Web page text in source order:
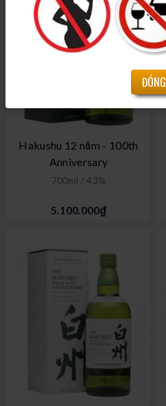
Hakushu 12 năm - 100th
Anniversary
700ml / 43%
5.100.000₫
ĐÓNG